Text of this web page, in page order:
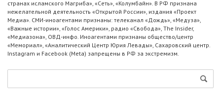
странах исламского Магриба», «Сеть», «Колумбайн». В РФ признана
нежелательной деятельность «Открытой России», издания «Проект
Медиа». СМИ-иноагентами признаны: телеканал «Дождь», «Медуза»,
«Важные истории», «Голос Америки», радио «Свобода», The Insider,
«Медиазона», ОВД-инфо. Иноагентами признаны общество/центр
«Мемориал», «Аналитический Центр Юрия Левады», Сахаровский центр.
Instagram и Facebook (Metа) запрещены в РФ за экстремизм.